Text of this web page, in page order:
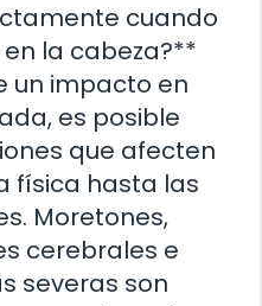
cuando
la cabeza?**
un impacto en
es posible
que afecten
física hasta las
Moretones,
cerebrales e
severas son